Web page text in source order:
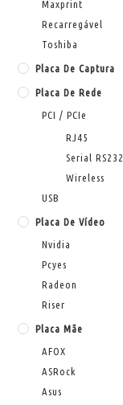
Maxprint
Recarregável
Toshiba
Placa De Captura
Placa De Rede
PCI / PCIe
RJ45
Serial RS232
Wireless
USB
Placa De Vídeo
Nvidia
Pcyes
Radeon
Riser
Placa Mãe
AFOX
ASRock
Asus